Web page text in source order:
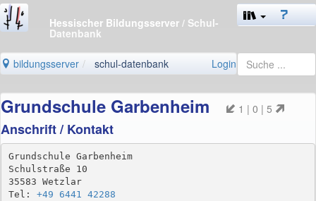
Hessischer Bildungsserver / Schul-
Datenbank
bildungsserver schul-datenbank Login
Grundschule Garbenheim 1 | 0 | 5
Anschrift / Kontakt
Grundschule Garbenheim
Schulstraße 10
35583 Wetzlar
Tel: +49 6441 42288